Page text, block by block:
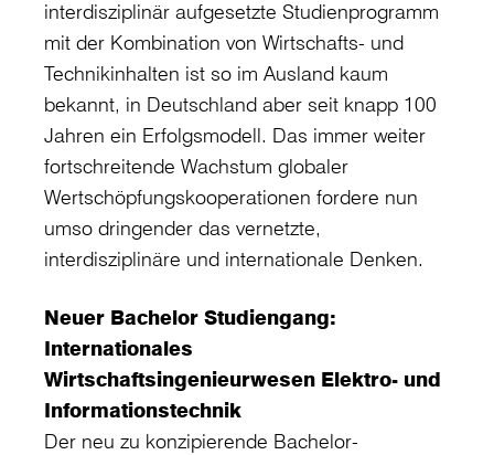
interdisziplinär aufgesetzte Studienprogramm
mit der Kombination von Wirtschafts- und
Technikinhalten ist so im Ausland kaum
bekannt, in Deutschland aber seit knapp 100
Jahren ein Erfolgsmodell. Das immer weiter
fortschreitende Wachstum globaler
Wertschöpfungskooperationen fordere nun
umso dringender das vernetzte,
interdisziplinäre und internationale Denken.
Neuer Bachelor Studiengang:
Internationales
Wirtschaftsingenieurwesen Elektro- und
Informationstechnik
Der neu zu konzipierende Bachelor-